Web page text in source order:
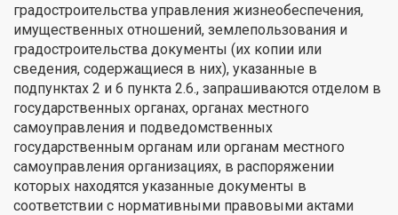
градостроительства управления жизнеобеспечения,
имущественных отношений, землепользования и
градостроительства документы (их копии или
сведения, содержащиеся в них), указанные в
подпунктах 2 и 6 пункта 2.6., запрашиваются отделом в
государственных органах, органах местного
самоуправления и подведомственных
государственным органам или органам местного
самоуправления организациях, в распоряжении
которых находятся указанные документы в
соответствии с нормативными правовыми актами